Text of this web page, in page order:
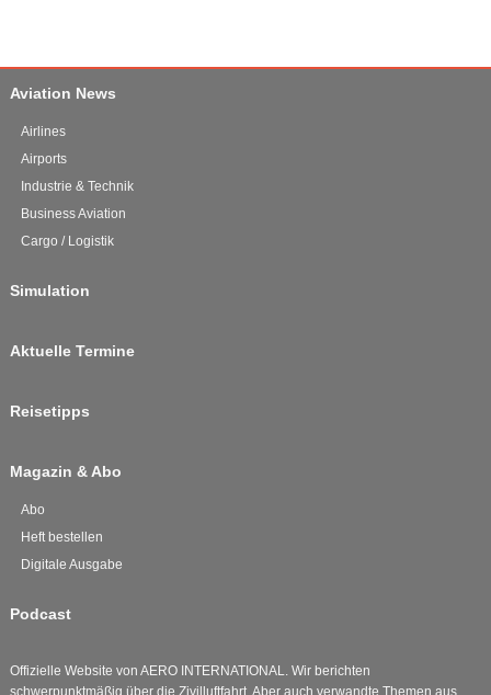
Aviation News
Airlines
Airports
Industrie & Technik
Business Aviation
Cargo / Logistik
Simulation
Aktuelle Termine
Reisetipps
Magazin & Abo
Abo
Heft bestellen
Digitale Ausgabe
Podcast
Offizielle Website von AERO INTERNATIONAL. Wir berichten
schwerpunktmäßig über die Zivilluftfahrt. Aber auch verwandte Themen aus